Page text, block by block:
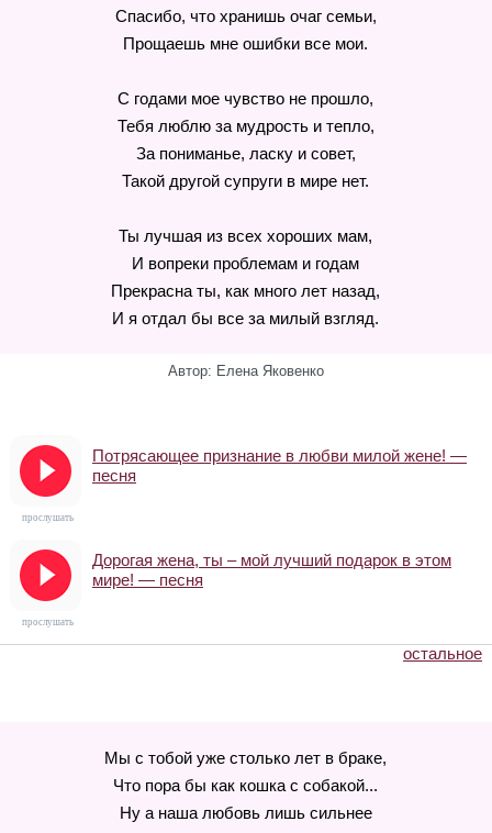
Спасибо, что хранишь очаг семьи,
Прощаешь мне ошибки все мои.
С годами мое чувство не прошло,
Тебя люблю за мудрость и тепло,
За пониманье, ласку и совет,
Такой другой супруги в мире нет.
Ты лучшая из всех хороших мам,
И вопреки проблемам и годам
Прекрасна ты, как много лет назад,
И я отдал бы все за милый взгляд.
Автор: Елена Яковенко
Потрясающее признание в любви милой жене! —
песня
прослушать
Дорогая жена, ты – мой лучший подарок в этом
мире! — песня
прослушать
остальное
Мы с тобой уже столько лет в браке,
Что пора бы как кошка с собакой...
Ну а наша любовь лишь сильнее